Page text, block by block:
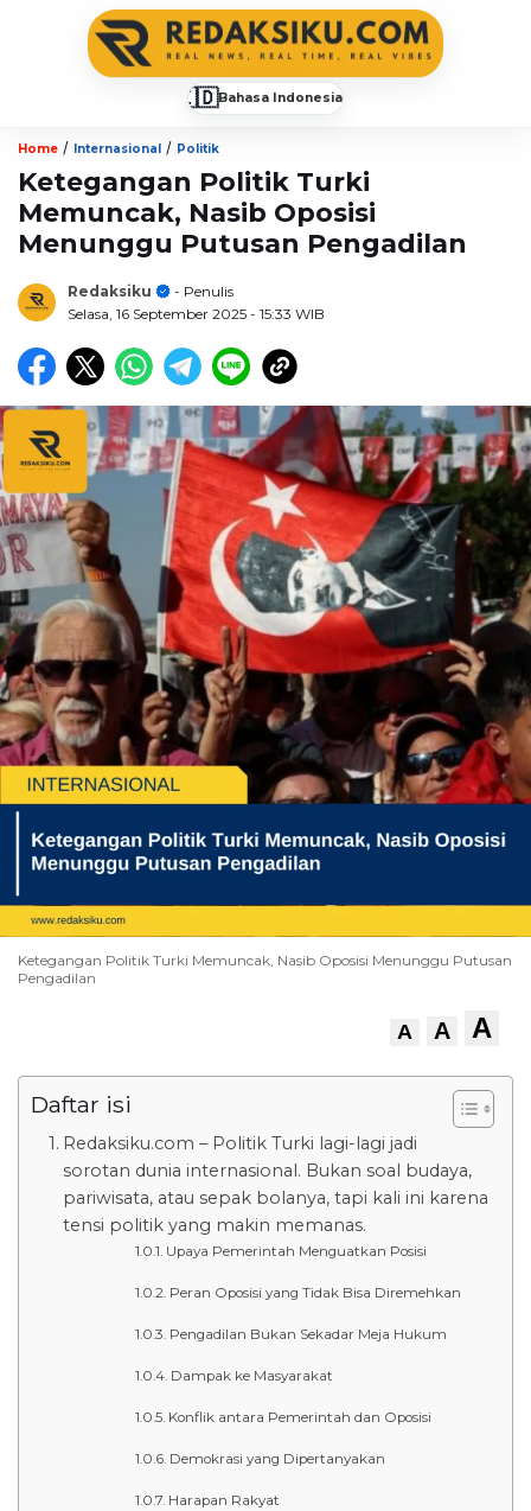
🇮🇩Bahasa Indonesia
Home / Internasional / Politik
Ketegangan Politik Turki
Memuncak, Nasib Oposisi
Menunggu Putusan Pengadilan
Redaksiku
- Penulis
Selasa, 16 September 2025 - 15:33 WIB
Ketegangan Politik Turki Memuncak, Nasib Oposisi Menunggu Putusan
Pengadilan
A A A
Daftar isi
Redaksiku.com – Politik Turki lagi-lagi jadi
sorotan dunia internasional. Bukan soal budaya,
pariwisata, atau sepak bolanya, tapi kali ini karena
tensi politik yang makin memanas.
Upaya Pemerintah Menguatkan Posisi
Peran Oposisi yang Tidak Bisa Diremehkan
Pengadilan Bukan Sekadar Meja Hukum
Dampak ke Masyarakat
Konflik antara Pemerintah dan Oposisi
Demokrasi yang Dipertanyakan
Harapan Rakyat